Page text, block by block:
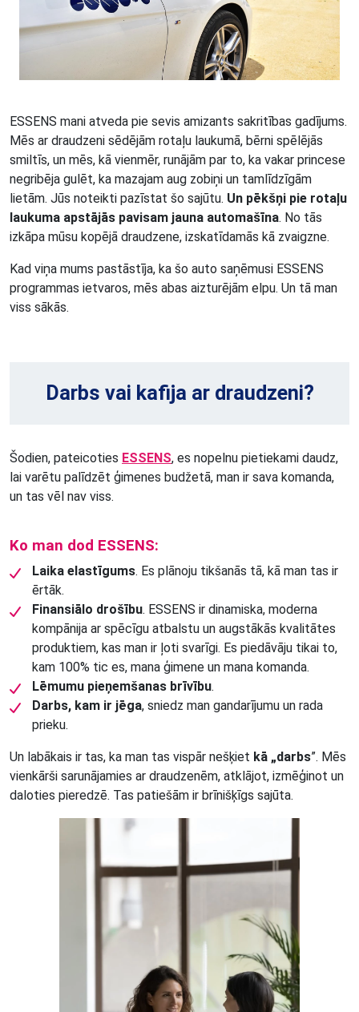
ESSENS mani atveda pie sevis amizants sakritības gadījums.
Mēs ar draudzeni sēdējām rotaļu laukumā, bērni spēlējās
smiltīs, un mēs, kā vienmēr, runājām par to, ka vakar princese
negribēja gulēt, ka mazajam aug zobiņi un tamlīdzīgām
lietām. Jūs noteikti pazīstat šo sajūtu. Un pēkšņi pie rotaļu
laukuma apstājās pavisam jauna automašīna. No tās
izkāpa mūsu kopējā draudzene, izskatīdamās kā zvaigzne.
Kad viņa mums pastāstīja, ka šo auto saņēmusi ESSENS
programmas ietvaros, mēs abas aizturējām elpu. Un tā man
viss sākās.
Darbs vai kafija ar draudzeni?
Šodien, pateicoties ESSENS, es nopelnu pietiekami daudz,
lai varētu palīdzēt ģimenes budžetā, man ir sava komanda,
un tas vēl nav viss.
Ko man dod ESSENS:
Laika elastīgums. Es plānoju tikšanās tā, kā man tas ir
ērtāk.
Finansiālo drošību. ESSENS ir dinamiska, moderna
kompānija ar spēcīgu atbalstu un augstākās kvalitātes
produktiem, kas man ir ļoti svarīgi. Es piedāvāju tikai to,
kam 100% tic es, mana ģimene un mana komanda.
Lēmumu pieņemšanas brīvību.
Darbs, kam ir jēga, sniedz man gandarījumu un rada
prieku.
Un labākais ir tas, ka man tas vispār nešķiet kā „darbs”. Mēs
vienkārši sarunājamies ar draudzenēm, atklājot, izmēģinot un
daloties pieredzē. Tas patiešām ir brīnišķīgs sajūta.